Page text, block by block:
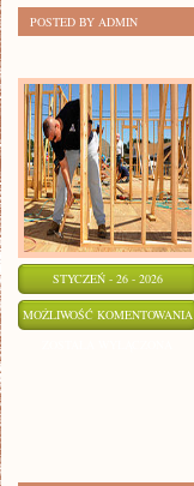
POSTED BY ADMIN
STYCZEŃ - 26 - 2026
MOŻLIWOŚĆ KOMENTOWANIA